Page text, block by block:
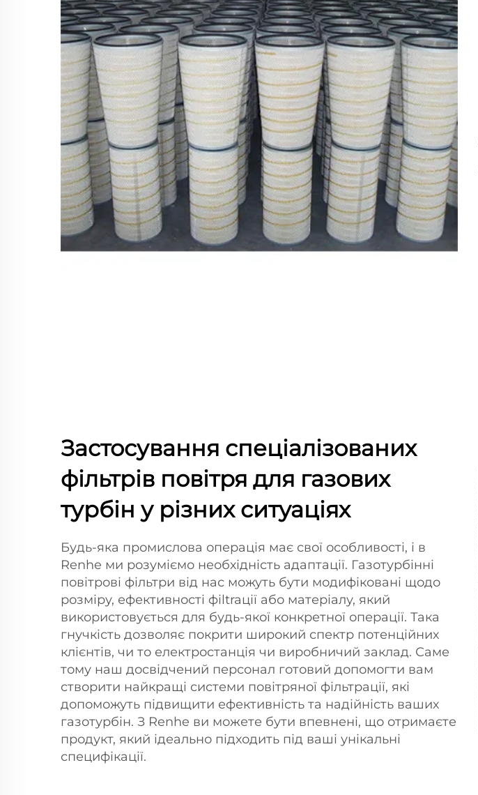
Застосування спеціалізованих
фільтрів повітря для газових
турбін у різних ситуаціях
Будь-яка промислова операція має свої особливості, і в
Renhe ми розуміємо необхідність адаптації. Газотурбінні
повітрові фільтри від нас можуть бути модифіковані щодо
розміру, ефективності фіltraції або матеріалу, який
використовується для будь-якої конкретної операції. Така
гнучкість дозволяє покрити широкий спектр потенційних
клієнтів, чи то електростанція чи виробничий заклад. Саме
тому наш досвідчений персонал готовий допомогти вам
створити найкращі системи повітряної фільтрації, які
допоможуть підвищити ефективність та надійність ваших
газотурбін. З Renhe ви можете бути впевнені, що отримаєте
продукт, який ідеально підходить під ваші унікальні
специфікації.